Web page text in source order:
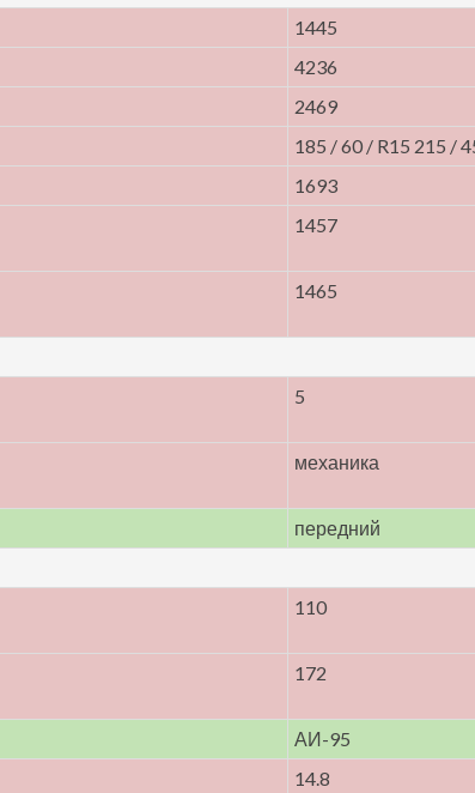
1445
4236
2469
185 / 60 / R15 215 /
1693
1457
1465
5
механика
передний
110
172
АИ-95
14.8